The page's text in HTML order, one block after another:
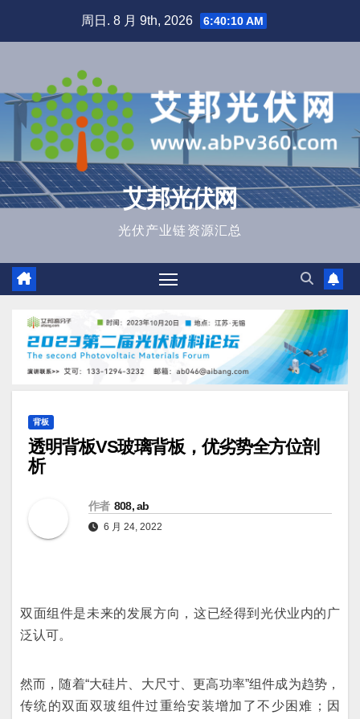
周日. 8 月 9th, 2026 6:40:11 AM
艾邦光伏网
光伏产业链资源汇总
背板
透明背板VS玻璃背板，优劣势全方位剖
析
作者 808, ab
6 月 24, 2022
双面组件是未来的发展方向，这已经得到光伏业内的广
泛认可。
然而，随着“大硅片、大尺寸、更高功率”组件成为趋势，
传统的双面双玻组件过重给安装增加了不少困难；因